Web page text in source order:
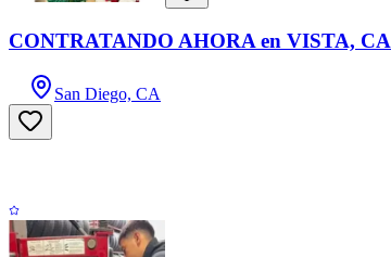
CONTRATANDO AHORA en VISTA, CA
San Diego, CA